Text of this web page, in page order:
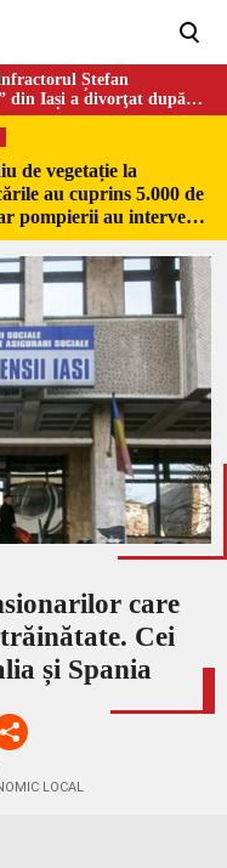
Ștefan
din Iași a divorţat după
de vegetație la
au cuprins 5.000 de
pompierii au intervenit
care
Cei
și Spania
LOCAL